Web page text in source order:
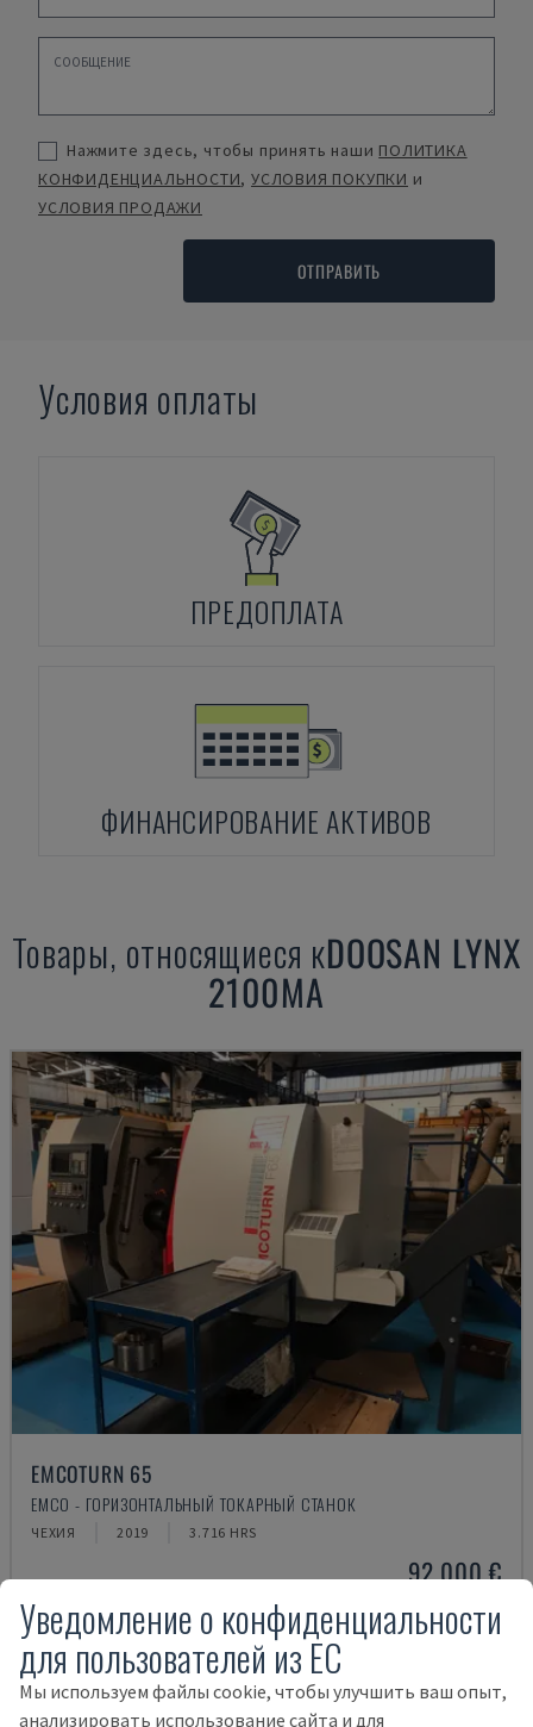
Нажмите здесь, чтобы принять наши ПОЛИТИКА
КОНФИДЕНЦИАЛЬНОСТИ,УСЛОВИЯ ПОКУПКИ и
УСЛОВИЯ ПРОДАЖИ
ОТПРАВИТЬ
Условия оплаты
ПРЕДОПЛАТА
ФИНАНСИРОВАНИЕ АКТИВОВ
Товары, относящиеся кDOOSAN LYNX
2100MA
EMCOTURN 65
EMCO - ГОРИЗОНТАЛЬНЫЙ ТОКАРНЫЙ СТАНОК
ЧЕХИЯ 2019 3.716 HRS
92.000 €
Уведомление о конфиденциальности
для пользователей из ЕС
Мы используем файлы cookie, чтобы улучшить ваш опыт,
анализировать использование сайта и для